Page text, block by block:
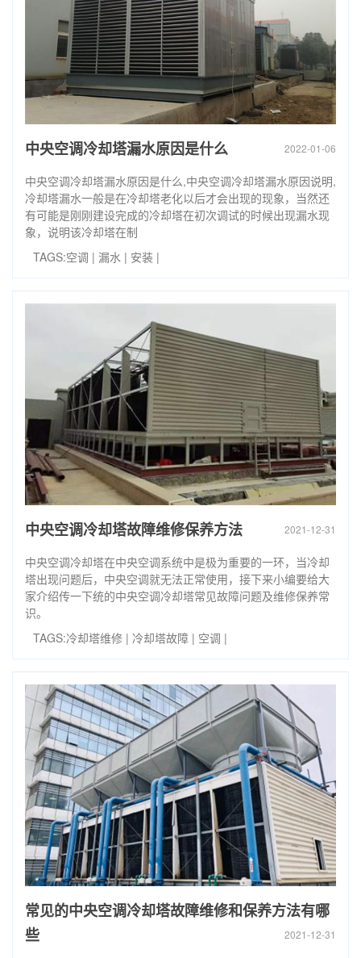
中央空调冷却塔漏水原因是什么 2022-01-06
中央空调冷却塔漏水原因是什么,中央空调冷却塔漏水原因说明,
冷却塔漏水一般是在冷却塔老化以后才会出现的现象，当然还
有可能是刚刚建设完成的冷却塔在初次调试的时候出现漏水现
象，说明该冷却塔在制
TAGS:空调 | 漏水 | 安装 |
中央空调冷却塔故障维修保养方法 2021-12-31
中央空调冷却塔在中央空调系统中是极为重要的一环，当冷却
塔出现问题后，中央空调就无法正常使用，接下来小编要给大
家介绍传一下统的中央空调冷却塔常见故障问题及维修保养常
识。
TAGS:冷却塔维修 | 冷却塔故障 | 空调 |
常见的中央空调冷却塔故障维修和保养方法有哪
些
2021-12-31